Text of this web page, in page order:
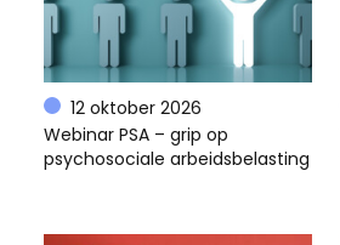
12 oktober 2026
Webinar PSA – grip op
psychosociale arbeidsbelasting